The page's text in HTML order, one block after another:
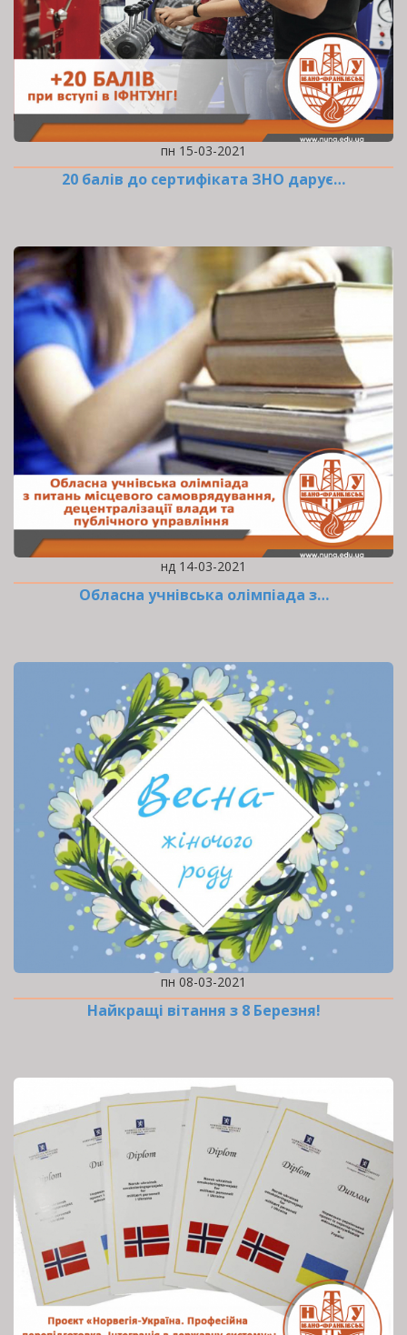
пн 15-03-2021
20 балів до сертифіката ЗНО дарує…
нд 14-03-2021
Обласна учнівська олімпіада з…
пн 08-03-2021
Найкращі вітання з 8 Березня!